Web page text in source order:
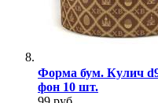
Форма бум. Кулич
фон 10 шт.